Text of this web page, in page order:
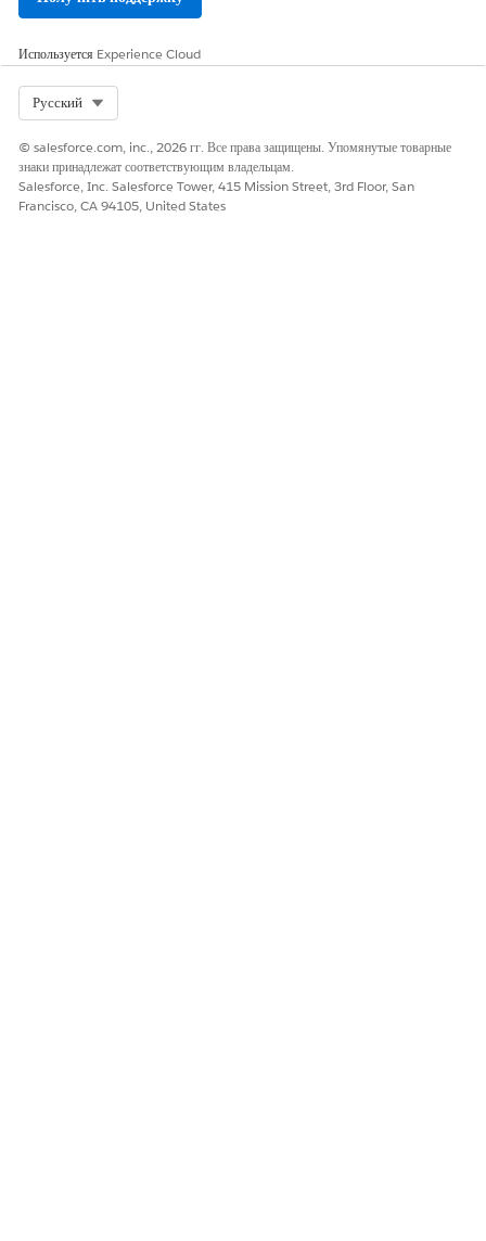
Оставьте свой отзыв, чтобы мы могли стать лучше!
Используется Experience Cloud
Русский
© salesforce.com, inc., 2026 гг. Все права защищены. Упомянутые товарные
знаки принадлежат соответствующим владельцам.
Salesforce, Inc. Salesforce Tower, 415 Mission Street, 3rd Floor, San
Francisco, CA 94105, United States